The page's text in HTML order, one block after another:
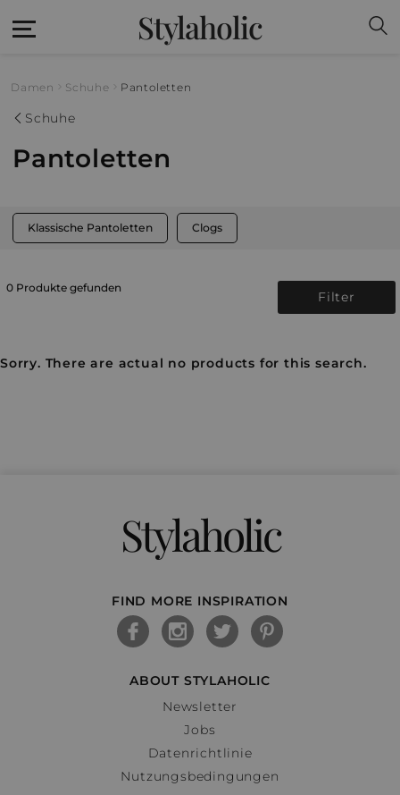
Stylaholic
Damen Schuhe Pantoletten
Schuhe
Pantoletten
Klassische Pantoletten Clogs
0 Produkte gefunden
Filter
Sorry. There are actual no products for this search.
Stylaholic
FIND MORE INSPIRATION
ABOUT STYLAHOLIC
Newsletter
Jobs
Datenrichtlinie
Nutzungsbedingungen